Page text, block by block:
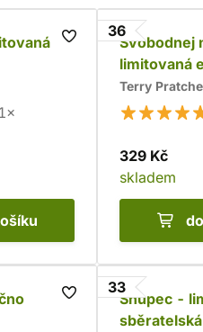
36
Svobodnej
limitovaná
Terry
329 Kč
skladem
33
Šňupec -